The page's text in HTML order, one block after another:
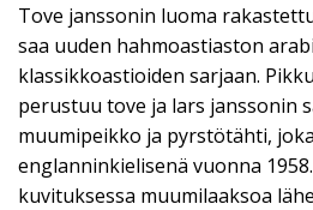
Tove janssonin luoma
saa uuden hahmoastiaston
klassikkoastioiden sarjaan.
perustuu tove ja lars janssonin
muumipeikko ja pyrstötähti,
englanninkielisenä vuonna
kuvituksessa muumilaaksoa